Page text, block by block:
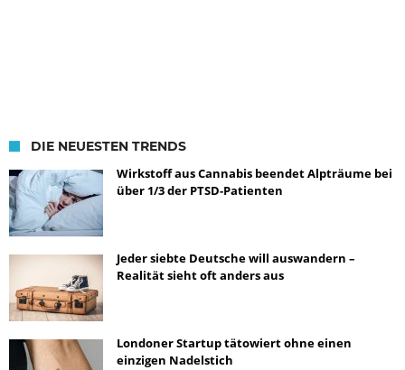
DIE NEUESTEN TRENDS
Wirkstoff aus Cannabis beendet Alpträume bei
über 1/3 der PTSD-Patienten
Jeder siebte Deutsche will auswandern –
Realität sieht oft anders aus
Londoner Startup tätowiert ohne einen
einzigen Nadelstich